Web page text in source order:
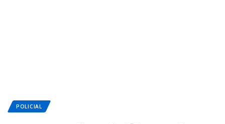
POLICIAL